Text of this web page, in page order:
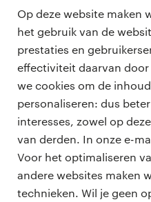
Op deze website maken
het gebruik van de
prestaties en
effectiviteit daarvan
we cookies om de
personaliseren: dus
interesses, zowel op
van derden. In onze e-
Voor het optimaliseren
andere websites maken
technieken. Wil je geen
Verzenden
professionals
vacatures
zzp-opdrachten
careers for expats
voor opdrachtgevers
vacature plaatsen
over ons